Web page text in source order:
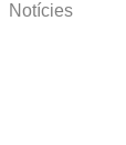
Notícies